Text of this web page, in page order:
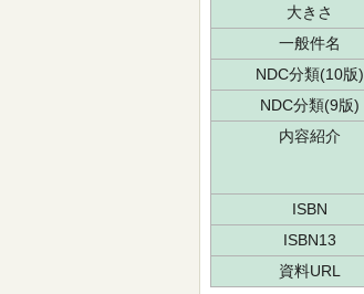
大きさ
一般件名
NDC分類(10版)
NDC分類(9版)
内容紹介
ISBN
ISBN13
資料URL